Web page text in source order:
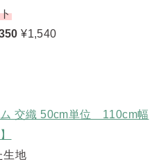
¥1,540
交織 50cm単位 110cm幅
生地